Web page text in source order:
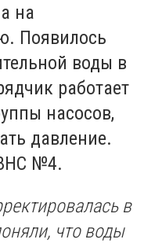
на
Появилось
воды в
работает
насосов,
давление.
№4.
в
что воды